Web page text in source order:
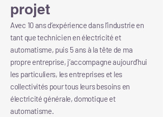
projet
Avec 10 ans d’expérience dans l’industrie en
tant que technicien en électricité et
automatisme, puis 5 ans à la tête de ma
propre entreprise, j’accompagne aujourd’hui
les particuliers, les entreprises et les
collectivités pour tous leurs besoins en
électricité générale, domotique et
automatisme.